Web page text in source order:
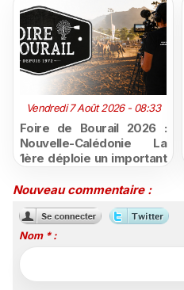
Vendredi 7 Août 2026 - 08:33
Foire de Bourail 2026 :
Nouvelle-Calédonie La
1ère déploie un important
antennes
Nouveau commentaire :
Nom * :